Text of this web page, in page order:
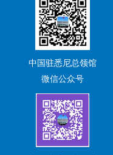
们积极交流互动。
王 愚
中华人民共和国驻悉尼总领
事（大使衔）
中国驻悉尼总领馆
微信公众号